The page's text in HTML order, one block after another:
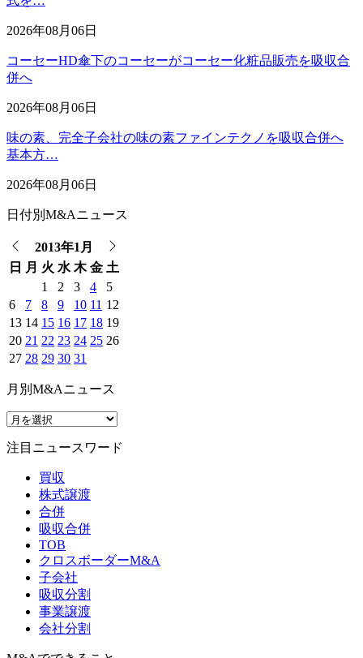
2026年08月06日
コーセーHD傘下のコーセーがコーセー化粧品販売を吸収合
併へ
2026年08月06日
味の素、完全子会社の味の素ファインテクノを吸収合併へ
基本方…
2026年08月06日
日付別M&Aニュース
2013年1月
日
月 火 水 木 金 土
1
2 3 4
5
6
7 8 9 10 11 12
13 14 15 16 17 18 19
20 21 22 23 24 25 26
27 28 29 30 31
月別M&Aニュース
注目ニュースワード
買収
株式譲渡
合併
吸収合併
TOB
クロスボーダーM&A
子会社
吸収分割
事業譲渡
会社分割